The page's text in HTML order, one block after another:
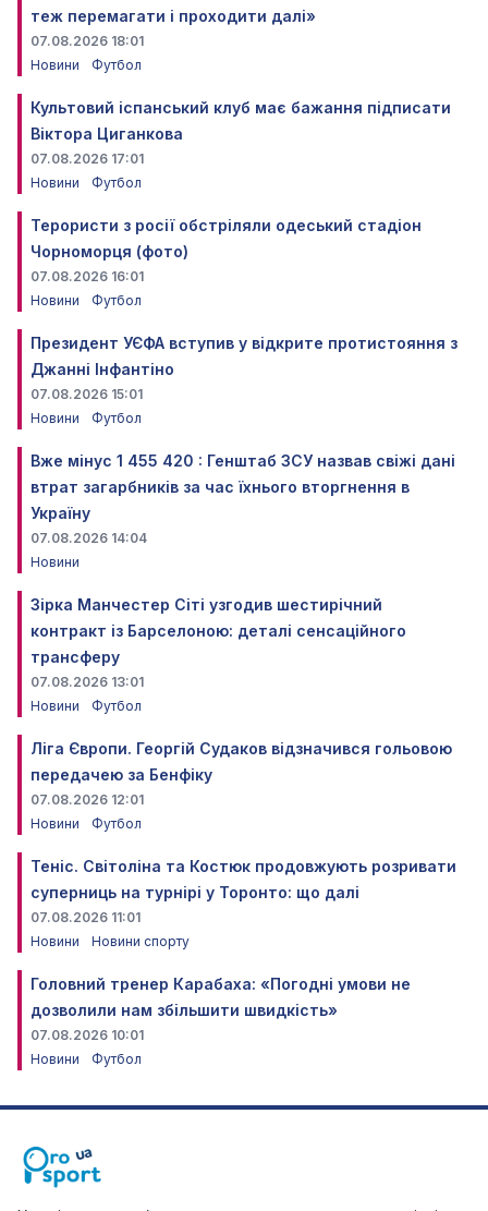
теж перемагати і проходити далі»
07.08.2026 18:01
Новини
Футбол
Культовий іспанський клуб має бажання підписати
Віктора Циганкова
07.08.2026 17:01
Новини
Футбол
Терористи з росії обстріляли одеський стадіон
Чорноморця (фото)
07.08.2026 16:01
Новини
Футбол
Президент УЄФА вступив у відкрите протистояння з
Джанні Інфантіно
07.08.2026 15:01
Новини
Футбол
Вже мінус 1 455 420 : Генштаб ЗСУ назвав свіжі дані
втрат загарбників за час їхнього вторгнення в
Україну
07.08.2026 14:04
Новини
Зірка Манчестер Сіті узгодив шестирічний
контракт із Барселоною: деталі сенсаційного
трансферу
07.08.2026 13:01
Новини
Футбол
Ліга Європи. Георгій Судаков відзначився гольовою
передачею за Бенфіку
07.08.2026 12:01
Новини
Футбол
Теніс. Світоліна та Костюк продовжують розривати
суперниць на турнірі у Торонто: що далі
07.08.2026 11:01
Новини
Новини спорту
Головний тренер Карабаха: «Погодні умови не
дозволили нам збільшити швидкість»
07.08.2026 10:01
Новини
Футбол